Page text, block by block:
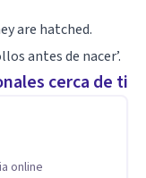
are hatched.
antes de nacer’.
cerca de ti
online